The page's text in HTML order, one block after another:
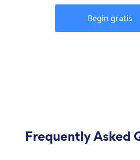
Begin gratis
Frequently Asked